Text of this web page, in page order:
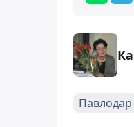
Павлодар